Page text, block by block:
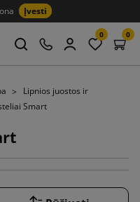
Įvesti
0 0
Lipnios juostos ir
Smart